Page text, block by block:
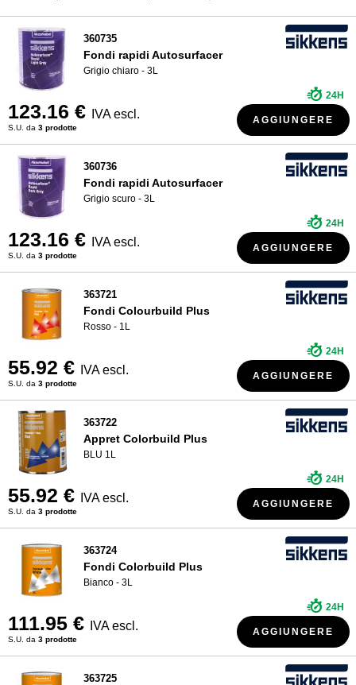
Primer Spies Hecker
Primer Standox360735
Fondi rapidi Autosurfacer
Grigio chiaro - 3L
123.16 € IVA escl.
S.U. da 3 prodotte
24H
AGGIUNGERE
360736
Fondi rapidi Autosurfacer
Grigio scuro - 3L
123.16 € IVA escl.
S.U. da 3 prodotte
24H
AGGIUNGERE
363721
Fondi Colourbuild Plus
Rosso - 1L
55.92 € IVA escl.
S.U. da 3 prodotte
24H
AGGIUNGERE
363722
Appret Colorbuild Plus
BLU 1L
55.92 € IVA escl.
S.U. da 3 prodotte
24H
AGGIUNGERE
363724
Fondi Colorbuild Plus
Bianco - 3L
111.95 € IVA escl.
S.U. da 3 prodotte
24H
AGGIUNGERE
363725